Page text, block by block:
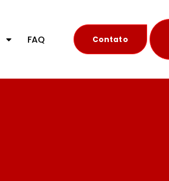
FAQ Contato